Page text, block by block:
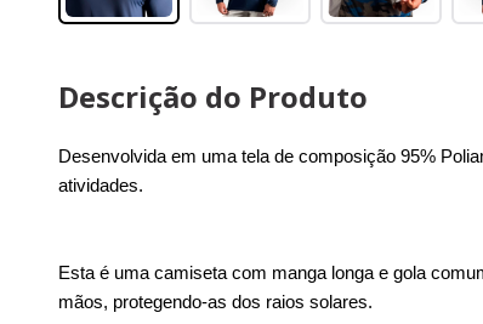
Descrição do Produto
Desenvolvida em uma tela de composição 95%
atividades.
Esta é uma camiseta com manga longa e gola
mãos, protegendo-as dos raios solares.